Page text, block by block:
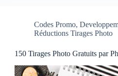
Codes Promo,
Réductions Tirages Photo
150 Tirages Photo Gratuits par